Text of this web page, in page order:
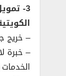
3-
– خريج